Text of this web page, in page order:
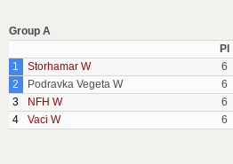
Group A
Pl
1
Storhamar W 6
2
Podravka Vegeta W 6
3
NFH W 6
4
Vaci W 6